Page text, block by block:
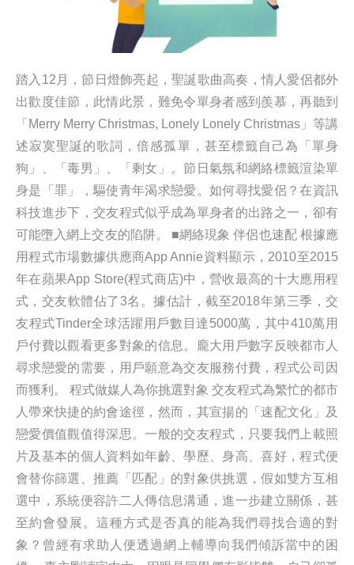
踏入12月，節日燈飾亮起，聖誕歌曲高奏，情人愛侶都外
出歡度佳節，此情此景，難免令單身者感到羨慕，再聽到
「Merry Merry Christmas, Lonely Lonely Christmas」等講
述寂寞聖誕的歌詞，倍感孤單，甚至標籤自己為「單身
狗」、「毒男」、「剩女」。節日氣氛和網絡標籤渲染單
身是「罪」，驅使青年渴求戀愛。如何尋找愛侶？在資訊
科技進步下，交友程式似乎成為單身者的出路之一，卻有
可能墮入網上交友的陷阱。 ■網絡現象 伴侶也速配 根據應
用程式市場數據供應商App Annie資料顯示，2010至2015
年在蘋果App Store(程式商店)中，營收最高的十大應用程
式，交友軟體佔了3名。據估計，截至2018年第三季，交
友程式Tinder全球活躍用戶數目達5000萬，其中410萬用
戶付費以觀看更多對象的信息。龐大用戶數字反映都市人
尋求戀愛的需要，用戶願意為交友服務付費，程式公司因
而獲利。 程式做媒人為你挑選對象 交友程式為繁忙的都市
人帶來快捷的約會途徑，然而，其宣揚的「速配文化」及
戀愛價值觀值得深思。一般的交友程式，只要我們上載照
片及基本的個人資料如年齡、學歷、身高、喜好，程式便
會替你篩選、推薦「匹配」的對象供挑選，假如雙方互相
選中，系統便容許二人傳信息溝通，進一步建立關係，甚
至約會發展。這種方式是否真的能為我們尋找合適的對
象？曾經有求助人便透過網上輔導向我們傾訴當中的困